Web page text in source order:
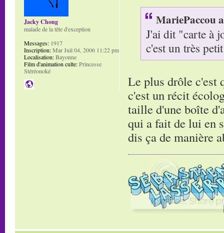
MariePaccou
J'ai dit "carte à
c'est un très
Le plus drôle c'est
c'est un récit
taille d'une boîte
qui a fait de lui en
dis ça de manière
Jacky Chong
malade de la tête d'exception
Messages: 1917
Inscription:Mar Juil 04, 2006 11:22 pm
Localisation:Bayonne
Film d'animation culte:Princesse
Stéréonoké